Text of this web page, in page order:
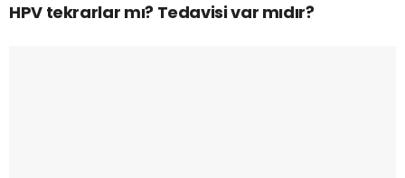
HPV tekrarlar mı? Tedavisi var mıdır?